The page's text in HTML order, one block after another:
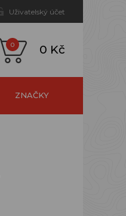
Uživatelský účet
0 0 Kč
ZNAČKY